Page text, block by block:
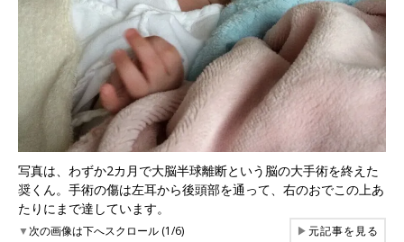
写真は、わずか2カ月で大脳半球離断という脳の大手術を終えた
奨くん。手術の傷は左耳から後頭部を通って、右のおでこの上あ
たりにまで達しています。
▼次の画像は下へスクロール (1/6) ▶元記事を見る